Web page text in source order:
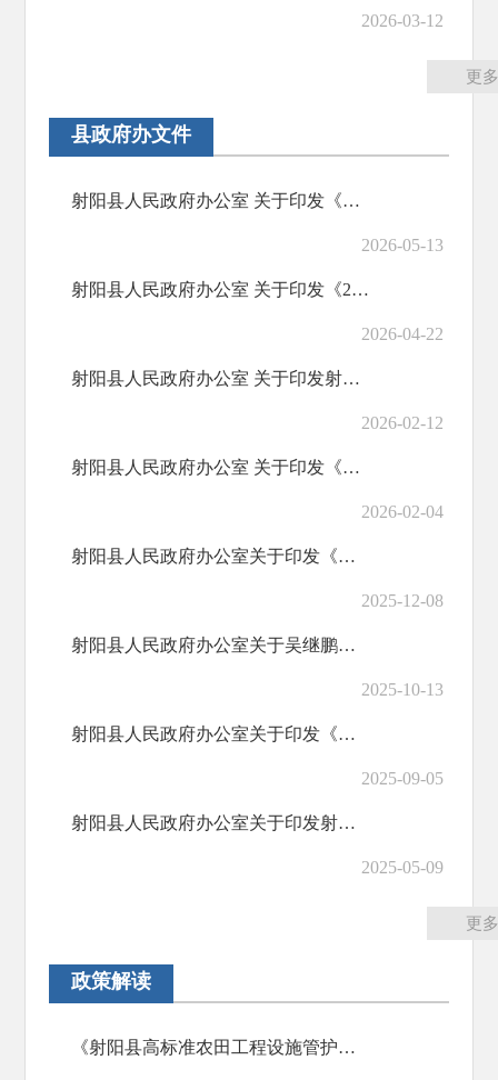
2026-03-12
更多
县政府办文件
射阳县人民政府办公室 关于印发《射阳县高标准农田工程设施管护实施办法》的通知
2026-05-13
射阳县人民政府办公室 关于印发《2026年射阳县优化营商环境工作要点》的通知
2026-04-22
射阳县人民政府办公室 关于印发射阳县二、三级消防安全重点单位及重点监管对象监督管理工作实施...
2026-02-12
射阳县人民政府办公室 关于印发《射阳县基层法治审核工作办法》的通知
2026-02-04
射阳县人民政府办公室关于印发《射阳县病死鱼集中无害化处理实施方案》的通知
2025-12-08
射阳县人民政府办公室关于吴继鹏等同志职务任免的通知
2025-10-13
射阳县人民政府办公室关于印发《射阳县养殖水域滩涂规划(2018-2030)修编》的通知
2025-09-05
射阳县人民政府办公室关于印发射阳县人民政府2025年度重大行政决策项目目录的通知
2025-05-09
更多
政策解读
《射阳县高标准农田工程设施管护实施办法（试行）》图文解读